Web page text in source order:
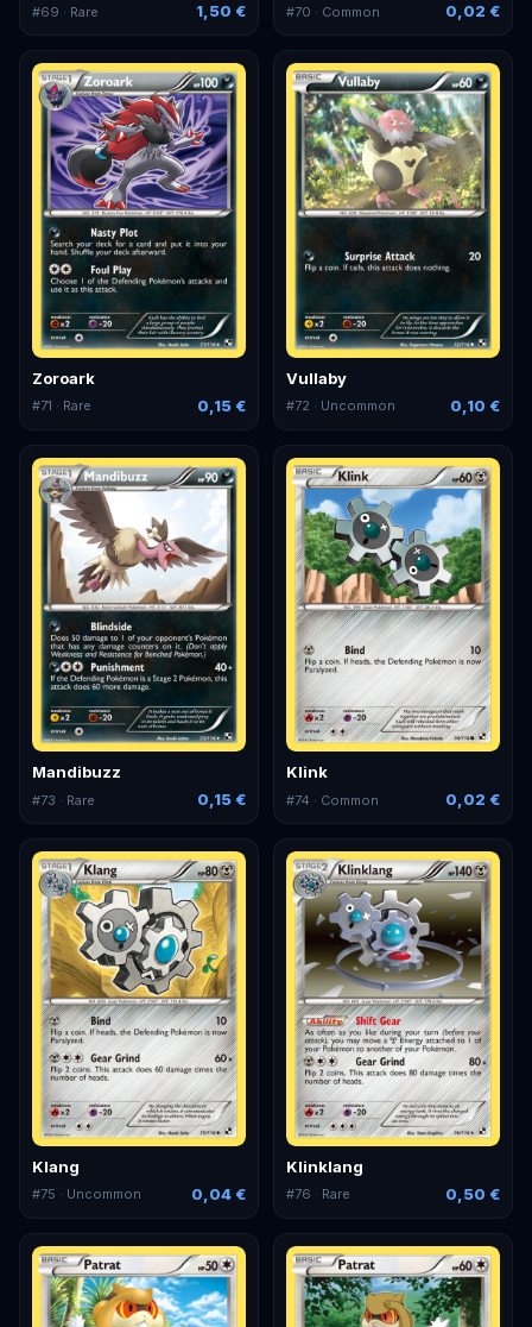
#69 · Rare 1,50 € #70 · Common 0,02 €
Zoroark
#71 · Rare 0,15 €
Vullaby
#72 · Uncommon 0,10 €
Mandibuzz
#73 · Rare 0,15 €
Klink
#74 · Common 0,02 €
Klang
#75 · Uncommon 0,04 €
Klinklang
#76 · Rare 0,50 €